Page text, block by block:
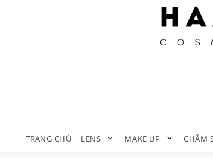
TRANG CHỦ LENS MAKE UP CHĂM